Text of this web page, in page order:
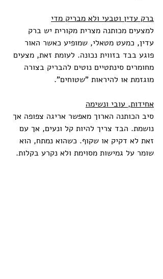
ברק עדין וטבעי ולא מבריק מדי
למצעים מכותנה מצרית מקורית יש ברק
עדין, כמעט מטאלי, שמופיע כאשר האור
פוגע בבד בזווית נכונה. לעומת זאת, מצעים
מחומרים סינתטיים נוטים להבריק בצורה
מוגזמת או להיראות "שטוחים".
אחידות, עובי ונשימה
סיב הכותנה הארוך מאפשר אריגה צפופה אך
נושמת. הבד צריך להיות קל ונעים, אך עם
זאת לא דקיק או שקוף. כשהוא נמתח, הוא
שומר על גמישות מסוימת ולא נקרע בקלות.